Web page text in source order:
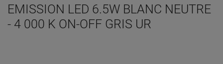
EMISSION LED 6.5W BLANC NEUTRE
- 4 000 K ON-OFF GRIS UR